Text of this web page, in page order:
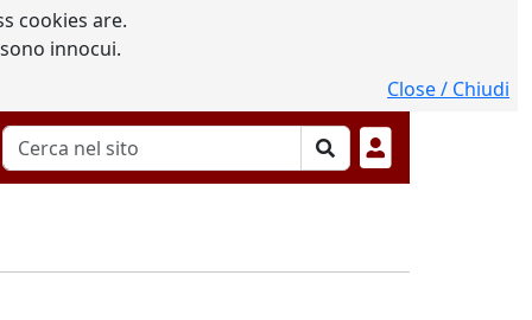
cookies are.
innocui.
Close / Chiudi